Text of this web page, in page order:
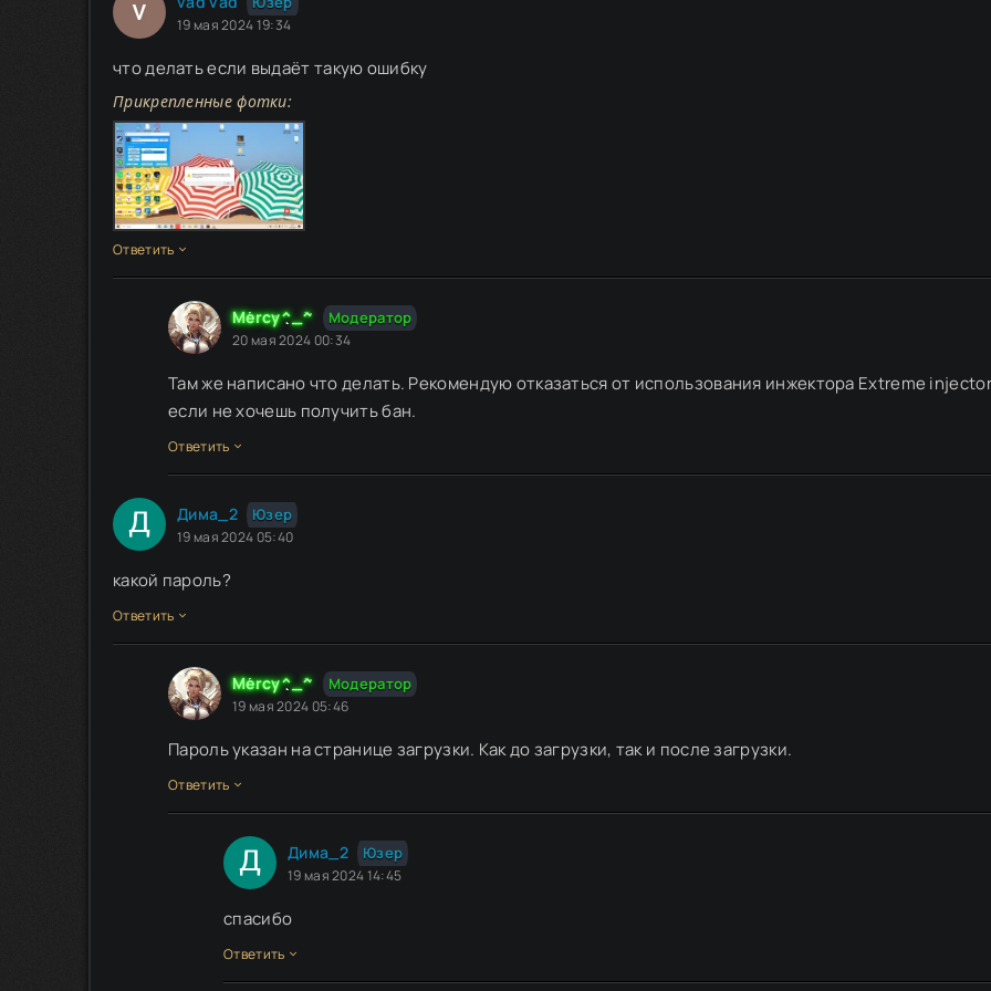
19 мая 2024 19:34
что делать если выдаёт такую ошибку
Прикрепленные фотки:
Ответить
Mercy^_^ Модератор
20 мая 2024 00:34
Там же написано что делать. Рекомендую отказаться от использования инжектора Extreme
если не хочешь получить бан.
Ответить
Дима_2 Юзер
19 мая 2024 05:40
какой пароль?
Ответить
Mercy^_^ Модератор
19 мая 2024 05:46
Пароль указан на странице загрузки. Как до загрузки, так и после загрузки.
Ответить
Дима_2 Юзер
19 мая 2024 14:45
спасибо
Ответить